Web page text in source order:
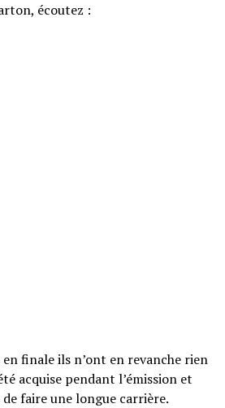
écoutez :
finale ils n’ont en revanche rien
acquise pendant l’émission et
faire une longue carrière.